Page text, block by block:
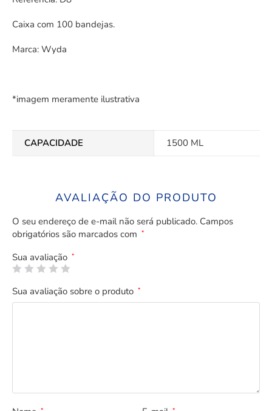
Caixa com 100 bandejas.
Marca: Wyda
*imagem meramente ilustrativa
CAPACIDADE 1500 ML
AVALIAÇÃO DO PRODUTO
O seu endereço de e-mail não será publicado. Campos
obrigatórios são marcados com *
Sua avaliação *
Sua avaliação sobre o produto *